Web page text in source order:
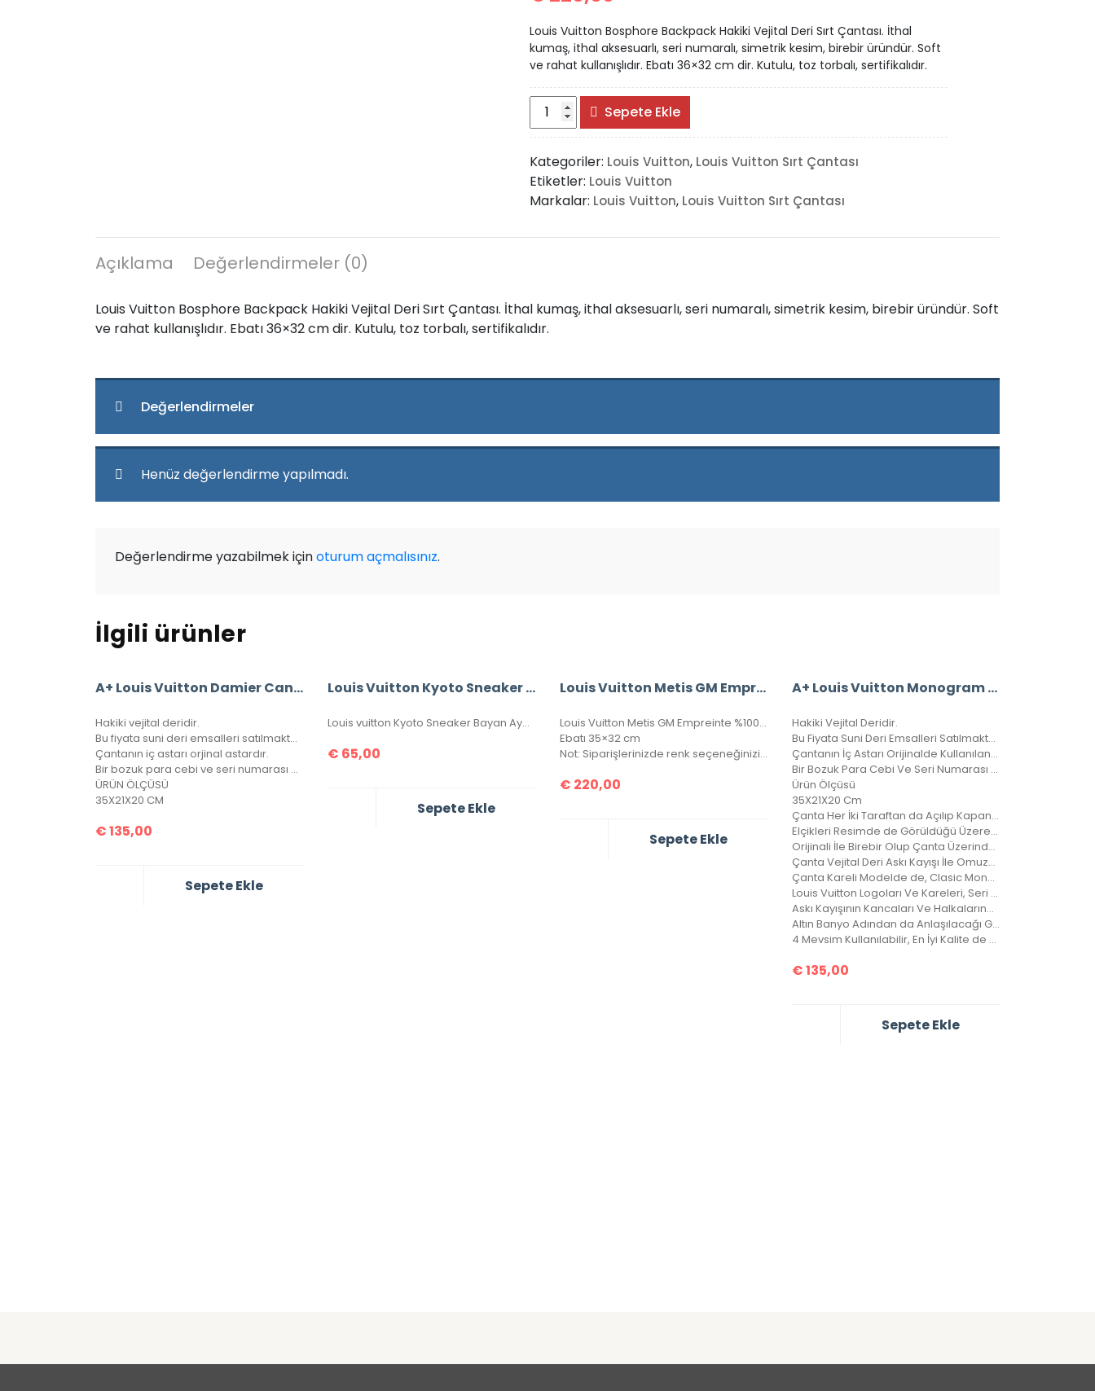
Louis Vuitton Bosphore Backpack Hakiki Vejital Deri Sırt Çantası. İthal
kumaş, ithal aksesuarlı, seri numaralı, simetrik kesim, birebir üründür. Soft
ve rahat kullanışlıdır. Ebatı 36×32 cm dir. Kutulu, toz torbalı, sertifikalıdır.
#Louis
Vuitton
Bosphore
Backpack
adet
Sepete Ekle
Kategoriler: Louis Vuitton, Louis Vuitton Sırt Çantası
Etiketler: Louis Vuitton
Markalar: Louis Vuitton, Louis Vuitton Sırt Çantası
Açıklama Değerlendirmeler (0)
Louis Vuitton Bosphore Backpack Hakiki Vejital Deri Sırt Çantası. İthal kumaş, ithal aksesuarlı, seri numaralı, simetrik kesim, birebir üründür. Soft
ve rahat kullanışlıdır. Ebatı 36×32 cm dir. Kutulu, toz torbalı, sertifikalıdır.
Değerlendirmeler
Henüz değerlendirme yapılmadı.
Değerlendirme yazabilmek içinoturum açmalısınız.
İlgili ürünler
A+ Louis Vuitton Damier Canvas Bandouliere Speedy 35’Lik Vejital Deri
Hakiki vejital deridir.
Bu fiyata suni deri emsalleri satılmaktadır.
Çantanın iç astarı orjinal astardır.
Bir bozuk para cebi ve seri numarası mevcuttur.
ÜRÜN ÖLÇÜSÜ
35X21X20 CM
€135,00
Sepete Ekle
Louis Vuitton Kyoto Sneaker Bayan Ayakkabı
Louis vuitton Kyoto Sneaker Bayan Ayakkabı, Hakiki Deri, 36-37-38-39-40 Numaraları Mevcuttur.
€ 65,00
Sepete Ekle
Louis Vuitton Metis GM Empreinte %100 Hakiki Deri
Louis Vuitton Metis GM Empreinte %100 hakiki deri, seri numaralı, kutulu, toz torbalo, sertifikalı.
Ebatı 35×32 cm
Not: Siparişlerinizde renk seçeneğinizi lütfen belirtiniz.
€ 220,00
Sepete Ekle
A+ Louis Vuitton Monogram Bandouliere Speedy 35’Lik Vejital Deri CRL242
Hakiki Vejital Deridir.
Bu Fiyata Suni Deri Emsalleri Satılmaktadır.
Çantanın İç Astarı Orijinalde Kullanılan Astardır.
Bir Bozuk Para Cebi Ve Seri Numarası Mevcuttur.
Ürün Ölçüsü
35X21X20 Cm
Çanta Her İki Taraftan da Açılıp Kapanabilir.
Elçikleri Resimde de Görüldüğü Üzere Kilitlenebilir.
Orijinali İle Birebir Olup Çanta Üzerindeki Desen Sayısı Orjinalinde ki İle Aynıdır.
Çanta Vejital Deri Askı Kayışı İle Omuzda, Çarpraz Ve Düz Taşınabilir.
Çanta Kareli Modelde de, Clasic Monogramlı Modelde de, Orjinalinde ki Kare Sayısı İle Çantamızdaki Kare Sayıları Eşittir.
Louis Vuitton Logoları Ve Kareleri, Seri Numarası, Bozuk Para Cebi İle Birebir Aynıdır.
Askı Kayışının Kancaları Ve Halkalarında Louis Vuitton Yazıları Mevcuttur Ve Metal Aksamları Altın Banyodur.
Altın Banyo Adından da Anlaşılacağı Gibi, Kaplamanın En Kaliteli Olanıdır. Ömürlüktür, Yıllarca Kararmaz, Sararmaz.
4 Mevsim Kullanılabilir, En İyi Kalite de Bir Çantadır.
€135,00
Sepete Ekle